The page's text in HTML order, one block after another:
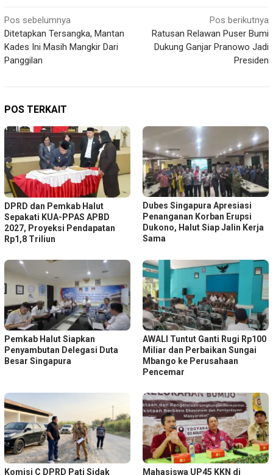
Navigasi
pos
Pos sebelumnya
Ditetapkan Tersangka, Mantan
Kades Ini Masih Mangkir Dari
Panggilan
Pos berikutnya
Ratusan Relawan Puser Bumi
Dukung Ganjar Pranowo Jadi
Presiden
POS TERKAIT
DPRD dan Pemkab Halut
Sepakati KUA-PPAS APBD
2027, Proyeksi Pendapatan
Rp1,8 Triliun
Dubes Singapura Apresiasi
Penanganan Korban Erupsi
Dukono, Halut Siap Jalin Kerja
Sama
Pemkab Halut Siapkan
Penyambutan Delegasi Duta
Besar Singapura
AWALI Tuntut Ganti Rugi Rp100
Miliar dan Perbaikan Sungai
Mbango ke Perusahaan
Pencemar
Komisi C DPRD Pati Sidak Mahasiswa UP45 KKN di